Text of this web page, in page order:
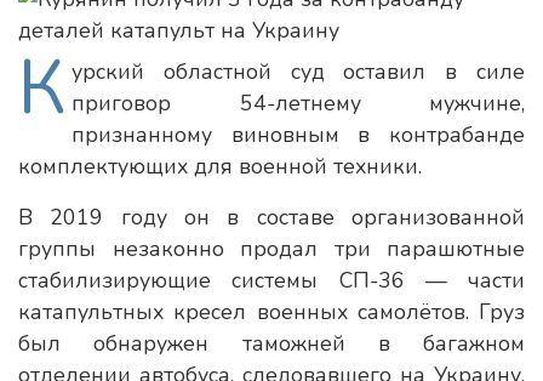
К урский областной суд оставил в силе
приговор 54-летнему мужчине,
признанному виновным в контрабанде
комплектующих для военной техники.
В 2019 году он в составе организованной
группы незаконно продал три парашютные
стабилизирующие системы СП-36 — части
катапультных кресел военных самолётов. Груз
был обнаружен таможней в багажном
отделении автобуса, следовавшего на Украину.